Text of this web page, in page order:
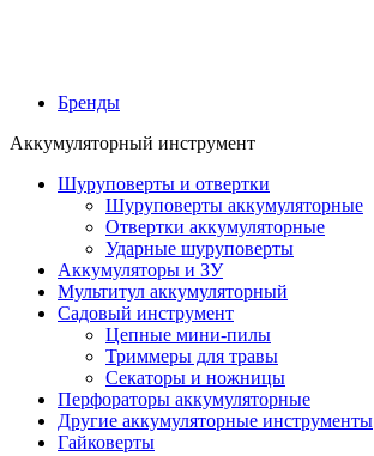
Бренды
Аккумуляторный инструмент
Шуруповерты и отвертки
Шуруповерты аккумуляторные
Отвертки аккумуляторные
Ударные шуруповерты
Аккумуляторы и ЗУ
Мультитул аккумуляторный
Садовый инструмент
Цепные мини-пилы
Триммеры для травы
Секаторы и ножницы
Перфораторы аккумуляторные
Другие аккумуляторные инструменты
Гайковерты